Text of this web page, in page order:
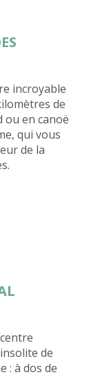
incroyable
de
ou en canoë
qui vous
de la
de
: à dos de